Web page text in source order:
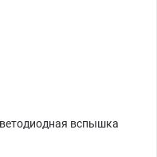
вспышка